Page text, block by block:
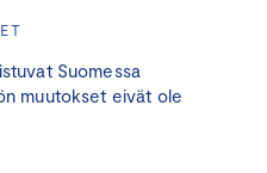
Suomessa
muutokset eivät ole